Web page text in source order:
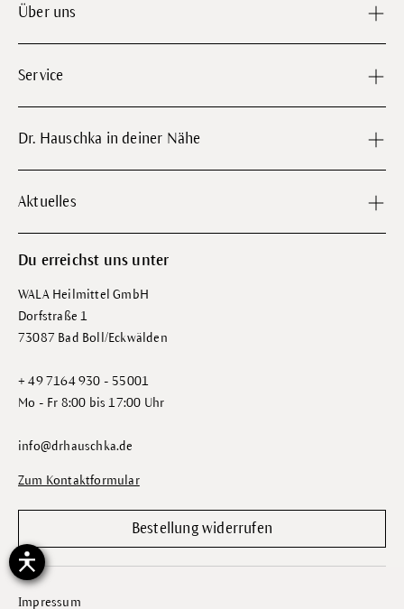
Über uns
Service
Dr. Hauschka in deiner Nähe
Aktuelles
Du erreichst uns unter
WALA Heilmittel GmbH
Dorfstraße 1
73087 Bad Boll/Eckwälden
+ 49 7164 930 - 55001
Mo - Fr 8:00 bis 17:00 Uhr
info@drhauschka.de
Zum Kontaktformular
Bestellung widerrufen
Impressum